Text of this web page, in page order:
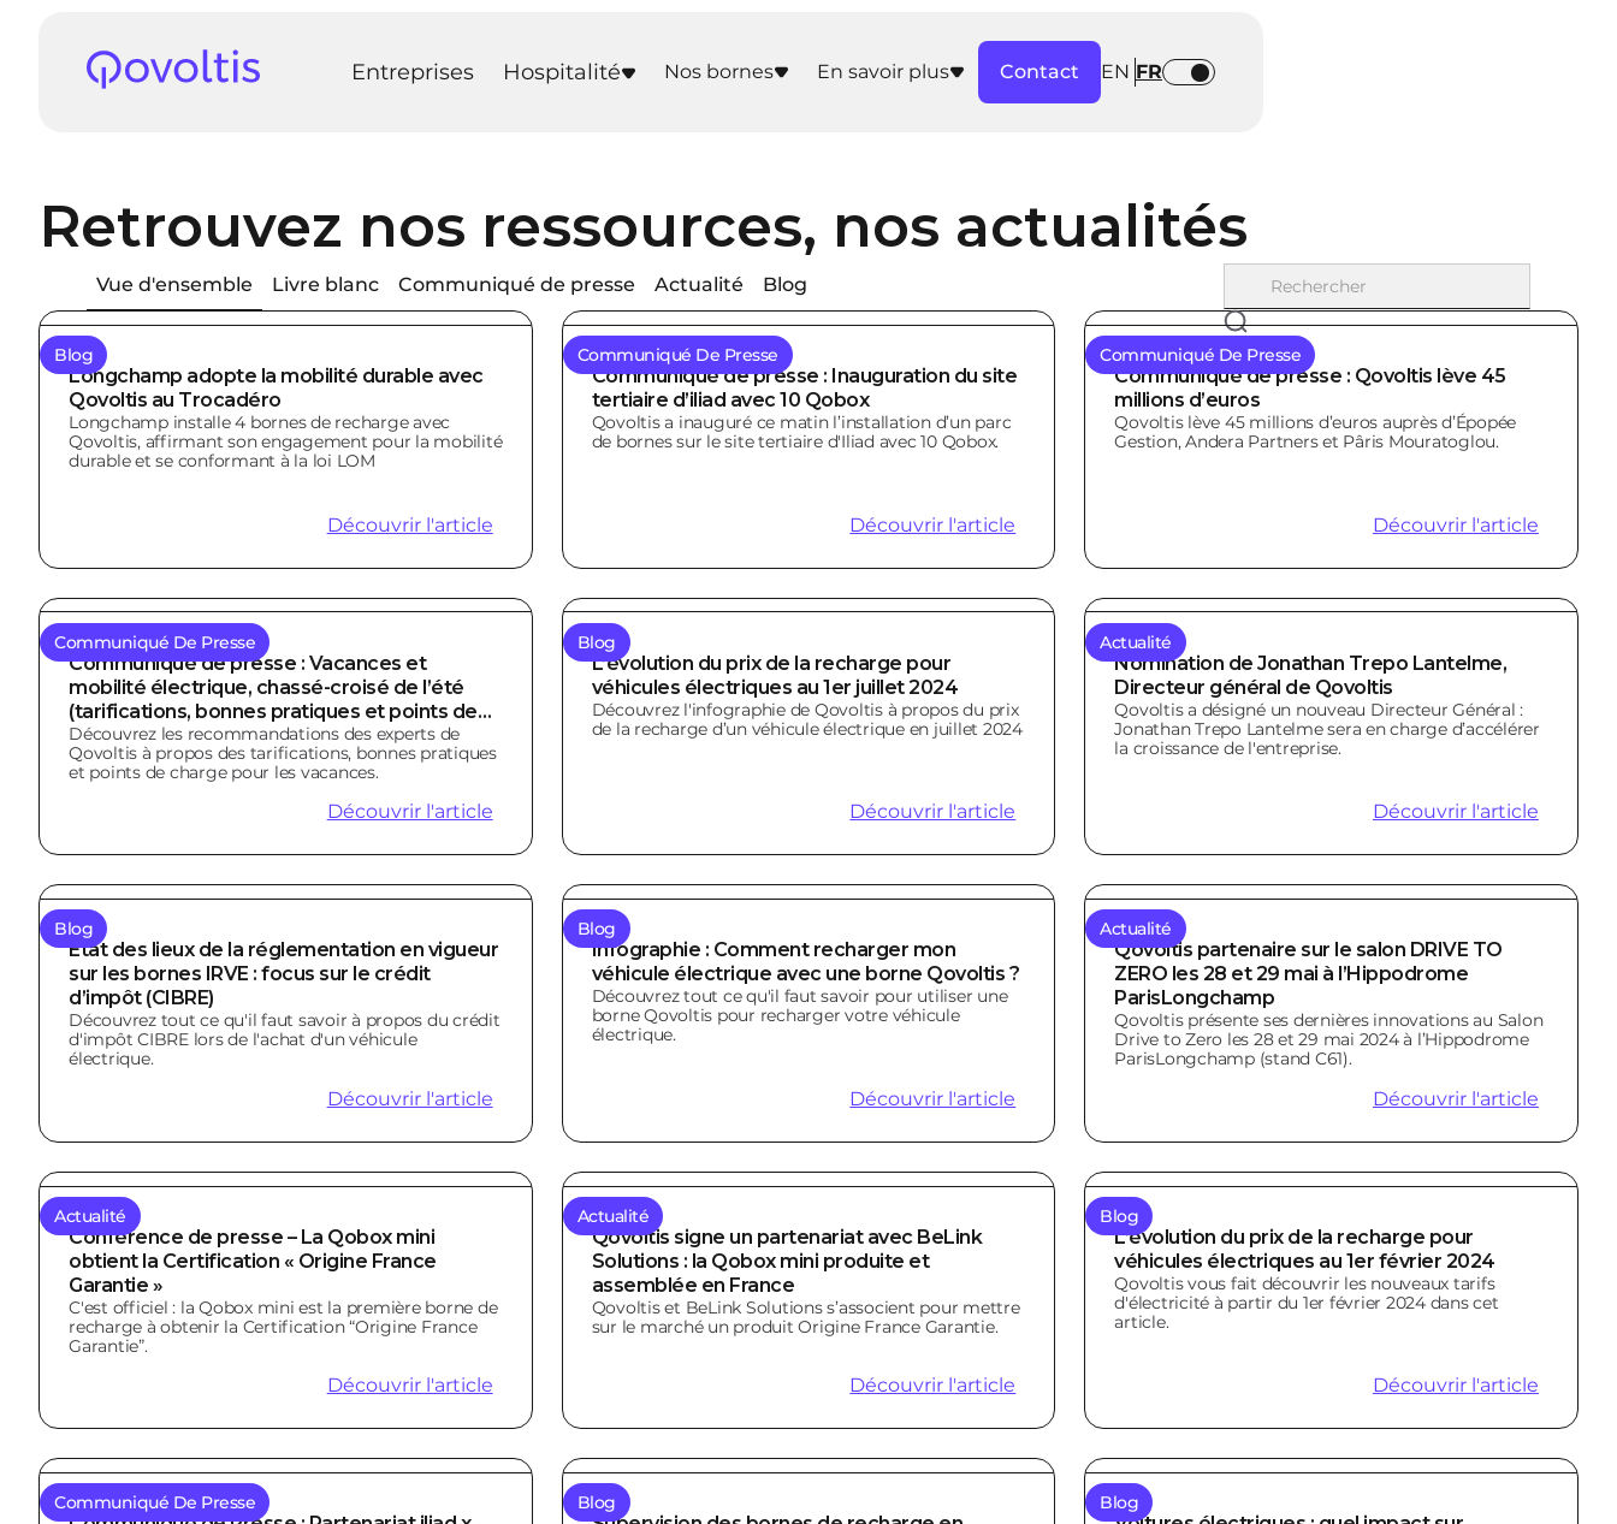
Entreprises Hospitalité Nos bornes En savoir plus Contact FR
EN
Retrouvez nos ressources, nos actualités
Vue d'ensemble Livre blanc Communiqué de presse Actualité Blog
Blog
Longchamp adopte la mobilité durable avec
Qovoltis au Trocadéro
Longchamp installe 4 bornes de recharge avec
Qovoltis, affirmant son engagement pour la mobilité
durable et se conformant à la loi LOM
Découvrir l'article
Communiqué De Presse
Communiqué de presse : Inauguration du site
tertiaire d’iliad avec 10 Qobox
Qovoltis a inauguré ce matin l’installation d’un parc
de bornes sur le site tertiaire d'Iliad avec 10 Qobox.
Découvrir l'article
Communiqué De Presse
Communiqué de presse : Qovoltis lève 45
millions d’euros
Qovoltis lève 45 millions d’euros auprès d’Épopée
Gestion, Andera Partners et Pâris Mouratoglou.
Découvrir l'article
Communiqué De Presse
Communiqué de presse : Vacances et
mobilité électrique, chassé-croisé de l’été
(tarifications, bonnes pratiques et points de
charge)
Découvrez les recommandations des experts de
Qovoltis à propos des tarifications, bonnes pratiques
et points de charge pour les vacances.
Découvrir l'article
Blog
L’évolution du prix de la recharge pour
véhicules électriques au 1er juillet 2024
Découvrez l'infographie de Qovoltis à propos du prix
de la recharge d’un véhicule électrique en juillet 2024
Découvrir l'article
Actualité
Nomination de Jonathan Trepo Lantelme,
Directeur général de Qovoltis
Qovoltis a désigné un nouveau Directeur Général :
Jonathan Trepo Lantelme sera en charge d’accélérer
la croissance de l'entreprise.
Découvrir l'article
Blog
État des lieux de la réglementation en vigueur
sur les bornes IRVE : focus sur le crédit
d’impôt (CIBRE)
Découvrez tout ce qu'il faut savoir à propos du crédit
d'impôt CIBRE lors de l'achat d'un véhicule
électrique.
Découvrir l'article
Blog
Infographie : Comment recharger mon
véhicule électrique avec une borne Qovoltis ?
Découvrez tout ce qu'il faut savoir pour utiliser une
borne Qovoltis pour recharger votre véhicule
électrique.
Découvrir l'article
Actualité
Qovoltis partenaire sur le salon DRIVE TO
ZERO les 28 et 29 mai à l’Hippodrome
ParisLongchamp
Qovoltis présente ses dernières innovations au Salon
Drive to Zero les 28 et 29 mai 2024 à l’Hippodrome
ParisLongchamp (stand C61).
Découvrir l'article
Actualité
Conférence de presse – La Qobox mini
obtient la Certification « Origine France
Garantie »
C'est officiel : la Qobox mini est la première borne de
recharge à obtenir la Certification “Origine France
Garantie”.
Découvrir l'article
Actualité
Qovoltis signe un partenariat avec BeLink
Solutions : la Qobox mini produite et
assemblée en France
Qovoltis et BeLink Solutions s’associent pour mettre
sur le marché un produit Origine France Garantie.
Découvrir l'article
Blog
L’évolution du prix de la recharge pour
véhicules électriques au 1er février 2024
Qovoltis vous fait découvrir les nouveaux tarifs
d'électricité à partir du 1er février 2024 dans cet
article.
Découvrir l'article
Communiqué De Presse Blog Blog